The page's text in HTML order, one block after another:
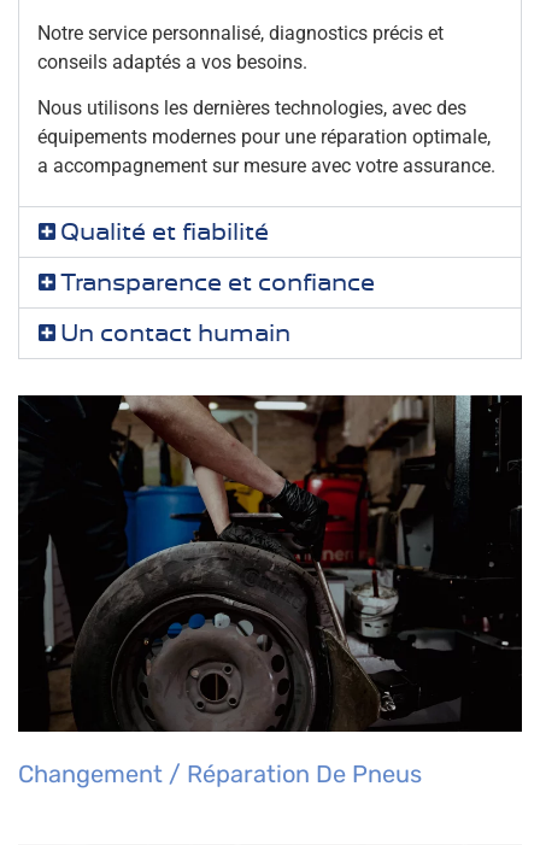
Notre service personnalisé, diagnostics précis et
conseils adaptés a vos besoins.
Nous utilisons les dernières technologies, avec des
équipements modernes pour une réparation optimale,
a accompagnement sur mesure avec votre assurance.
Qualité et fiabilité
Transparence et confiance
Un contact humain
Changement / Réparation De Pneus